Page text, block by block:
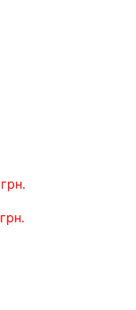
грн.
грн.